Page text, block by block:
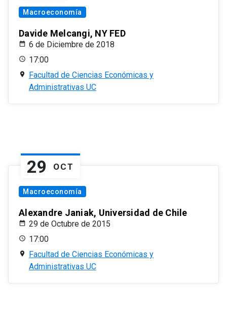
Macroeconomía
Davide Melcangi, NY FED
6 de Diciembre de 2018
17:00
Facultad de Ciencias Económicas y
Administrativas UC
29 OCT
Macroeconomía
Alexandre Janiak, Universidad de Chile
29 de Octubre de 2015
17:00
Facultad de Ciencias Económicas y
Administrativas UC